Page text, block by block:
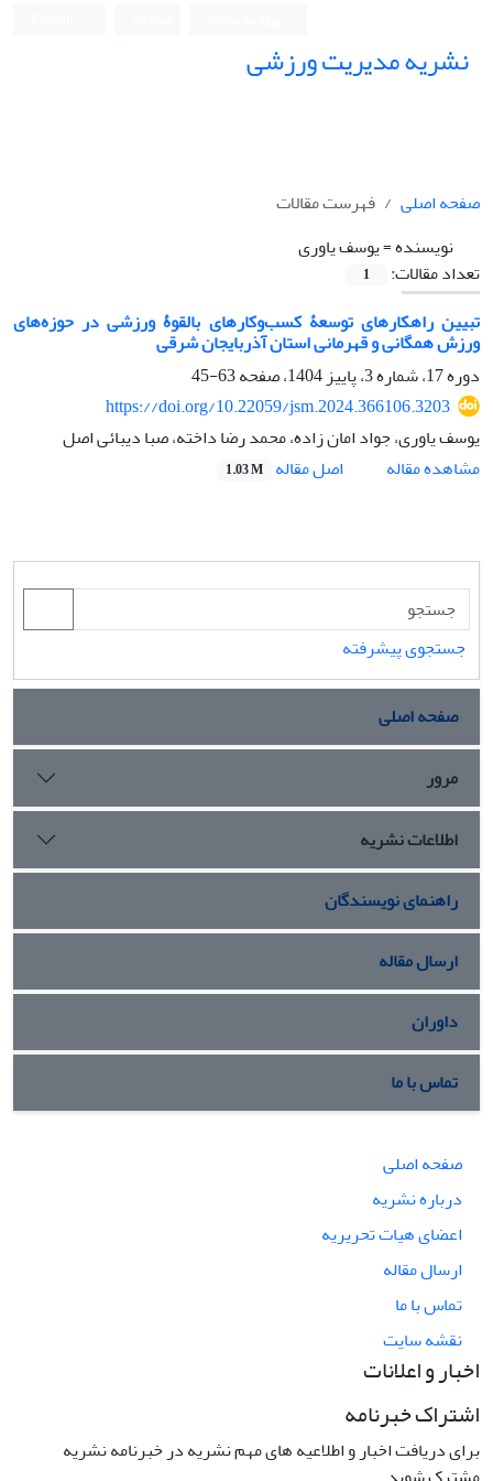
نشریه مدیریت ورزشی
صفحه اصلی
فهرست مقالات
نویسنده =یوسف یاوری
تعداد مقالات:
1
تبیین راهکارهای توسعۀ کسب‌وکارهای بالقوۀ ورزشی در حوزه‌های
ورزش همگانی و قهرمانی استان آذربایجان شرقی
دوره 17، شماره 3، پاییز 1404، صفحه
63-45
https://doi.org/10.22059/jsm.2024.366106.3203
یوسف یاوری، جواد امان زاده، محمد رضا داخته، صبا دیبائی اصل
مشاهده مقاله
اصل مقاله 1.03 M
جستجوی پیشرفته
صفحه اصلی
مرور
اطلاعات نشریه
راهنمای نویسندگان
ارسال مقاله
داوران
تماس با ما
صفحه اصلی
درباره نشریه
اعضای هیات تحریریه
ارسال مقاله
تماس با ما
نقشه سایت
اخبار و اعلانات
اشتراک خبرنامه
برای دریافت اخبار و اطلاعیه های مهم نشریه در خبرنامه نشریه